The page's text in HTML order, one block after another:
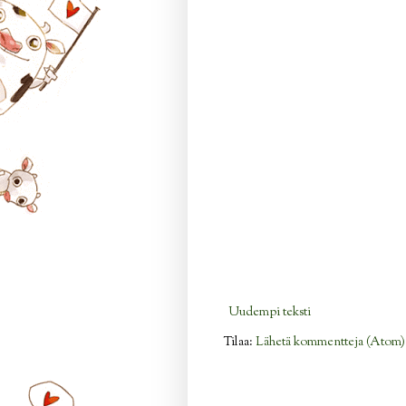
Uudempi teksti
Tilaa: Lähetä kommentteja (Atom)